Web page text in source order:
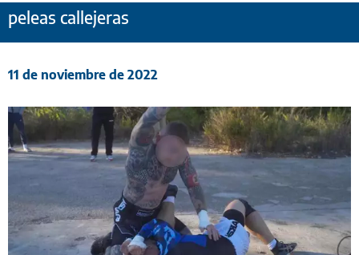
peleas callejeras
11 de noviembre de 2022